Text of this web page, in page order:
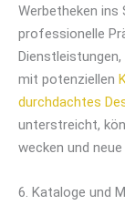
Werbetheken ins
professionelle
mit potenziellen
durchdachtes
unterstreicht,
wecken und
6. Kataloge und